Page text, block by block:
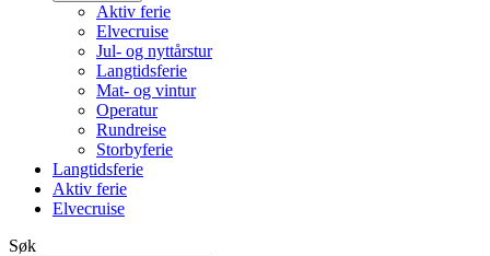
Aktiv ferie
Elvecruise
Jul- og nyttårstur
Langtidsferie
Mat- og vintur
Operatur
Rundreise
Storbyferie
Langtidsferie
Aktiv ferie
Elvecruise
Søk